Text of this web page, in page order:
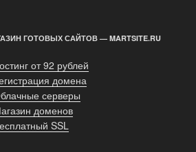
ГОТОВЫХ САЙТОВ — MARTSITE.RU
от 92 рублей
домена
серверы
доменов
SSL